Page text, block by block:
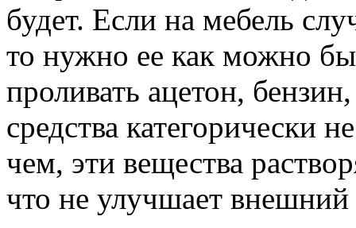
будет. Если на мебель
то нужно ее как можно
проливать ацетон,
средства категорически
чем, эти вещества
что не улучшает